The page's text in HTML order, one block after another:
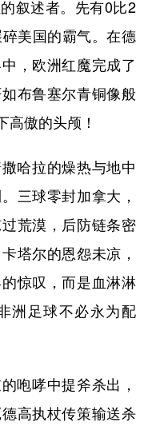
叙述者。先有0比2
美国的霸气。在德
，欧洲红魔完成了
布鲁塞尔青铜像般
傲的头颅！
哈拉的燥热与地中
三球零封加拿大，
荒漠，后防链条密
塔尔的恩怨未凉，
惊叹，而是血淋淋
洲足球不必永为配
哮中提斧杀出，
高执杖传策输送杀